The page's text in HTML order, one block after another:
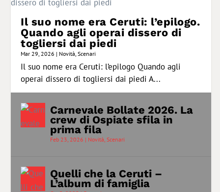
Il suo nome era Ceruti: l’epilogo.
Quando agli operai dissero di
togliersi dai piedi
Mar 29, 2026 | Novità ,Scenari
Il suo nome era Ceruti: l’epilogo Quando agli
operai dissero di togliersi dai piedi A...
Carnevale Bollate 2026. La
crew di Ospiate sfila in
prima fila
Feb 23, 2026 | Novità Scenari
Quelli che la Ceruti –
L’album di famiglia